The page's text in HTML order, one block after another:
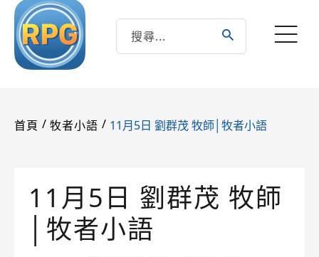
首頁 / 牧者小語 / 11月5日 劉群茂 牧師│牧者小語
11月5日 劉群茂 牧師
│牧者小語